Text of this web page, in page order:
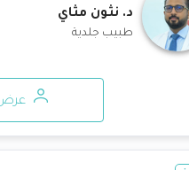
د. نثون مثاي
طبيب جلدية
عرض